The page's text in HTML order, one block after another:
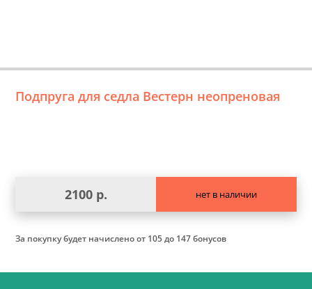
Подпруга для седла Вестерн неопреновая
2100 р. нет в наличии
За покупку будет начисленоот 105 до 147 бонусов